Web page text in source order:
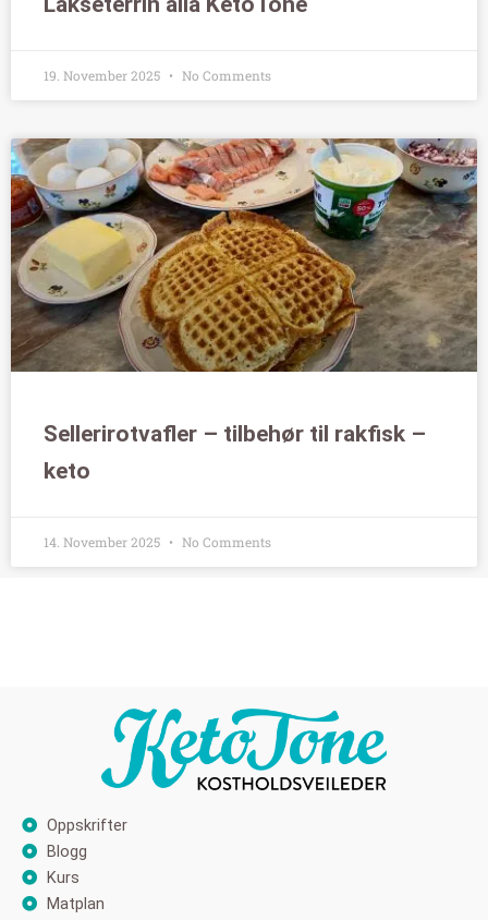
19. November 2025 No Comments
Sellerirotvafler – tilbehør til rakfisk –
keto
14. November 2025 No Comments
Oppskrifter
Blogg
Kurs
Matplan